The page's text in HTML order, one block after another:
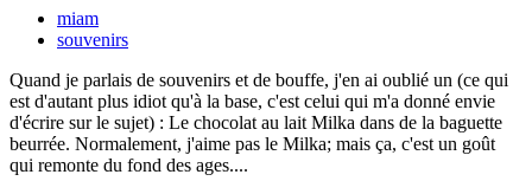
miam
souvenirs
Quand je parlais de souvenirs et de bouffe, j'en ai oublié un (ce qui
est d'autant plus idiot qu'à la base, c'est celui qui m'a donné envie
d'écrire sur le sujet) : Le chocolat au lait Milka dans de la baguette
beurrée. Normalement, j'aime pas le Milka; mais ça, c'est un goût
qui remonte du fond des ages....